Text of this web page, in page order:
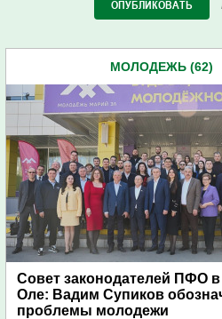
МОЛОДЕЖЬ (62)
Совет законодателей ПФО
Оле: Вадим Супиков
проблемы молодежи